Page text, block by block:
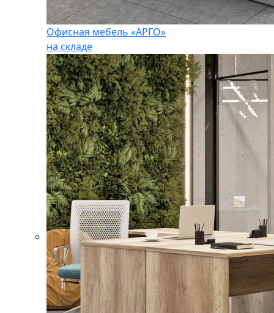
Офисная мебель «АРГО»
на складе